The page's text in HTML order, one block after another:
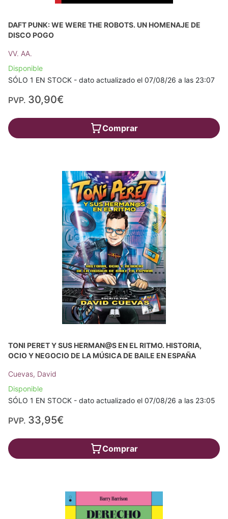
DAFT PUNK: WE WERE THE ROBOTS. UN HOMENAJE DE
DISCO POGO
VV. AA.
Disponible
SÓLO 1 EN STOCK - dato actualizado el 07/08/26 a las 23:07
PVP. 30,90€
Comprar
TONI PERET Y SUS HERMAN@S EN EL RITMO. HISTORIA,
OCIO Y NEGOCIO DE LA MÚSICA DE BAILE EN ESPAÑA
Cuevas, David
Disponible
SÓLO 1 EN STOCK - dato actualizado el 07/08/26 a las 23:05
PVP. 33,95€
Comprar